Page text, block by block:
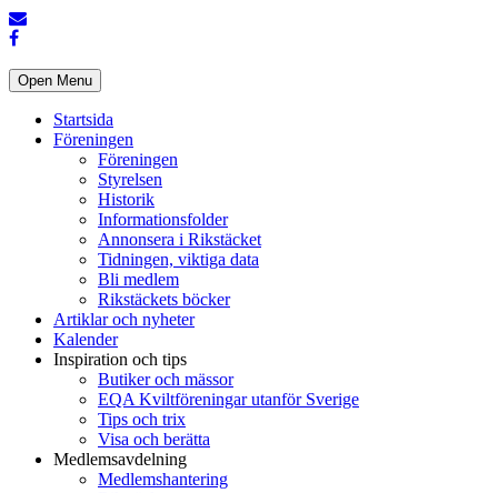
Open Menu
Startsida
Föreningen
Föreningen
Styrelsen
Historik
Informationsfolder
Annonsera i Rikstäcket
Tidningen, viktiga data
Bli medlem
Rikstäckets böcker
Artiklar och nyheter
Kalender
Inspiration och tips
Butiker och mässor
EQA Kviltföreningar utanför Sverige
Tips och trix
Visa och berätta
Medlemsavdelning
Medlemshantering